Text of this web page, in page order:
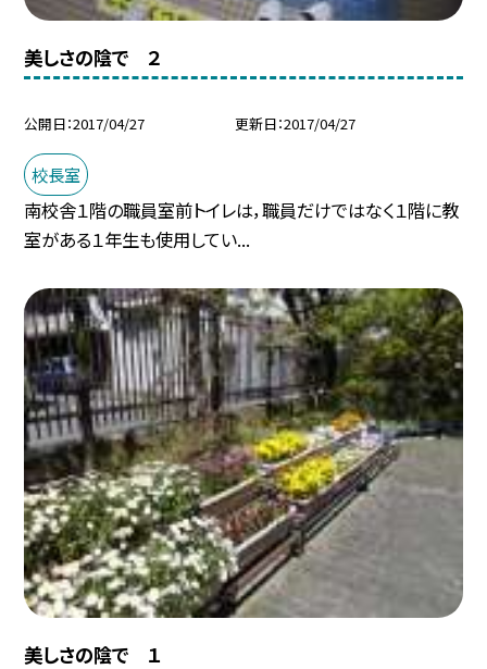
美しさの陰で ２
公開日 2017/04/27 更新日 2017/04/27
校長室
南校舎１階の職員室前トイレは，職員だけではなく１階に教
室がある１年生も使用してい...
美しさの陰で １